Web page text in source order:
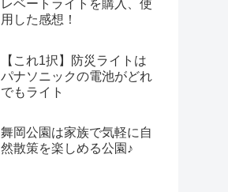
レベートライトを購入、使
用した感想！
【これ1択】防災ライトは
パナソニックの電池がどれ
でもライト
舞岡公園は家族で気軽に自
然散策を楽しめる公園♪